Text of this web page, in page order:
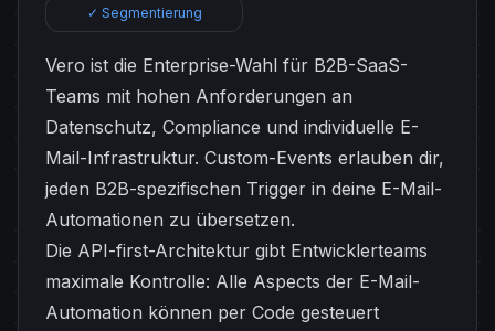
✓ Segmentierung
Vero ist die Enterprise-Wahl für B2B-SaaS-
Teams mit hohen Anforderungen an
Datenschutz, Compliance und individuelle E-
Mail-Infrastruktur. Custom-Events erlauben dir,
jeden B2B-spezifischen Trigger in deine E-Mail-
Automationen zu übersetzen.
Die API-first-Architektur gibt Entwicklerteams
maximale Kontrolle: Alle Aspects der E-Mail-
Automation können per Code gesteuert